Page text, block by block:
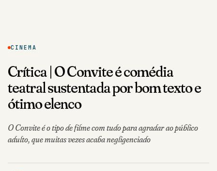
CINEMA
Crítica | O Convite é comédia
teatral sustentada por bom texto e
ótimo elenco
O Convite é o tipo de filme com tudo para agradar ao público
adulto, que muitas vezes acaba negligenciado